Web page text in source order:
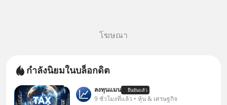
โฆษณา
กำลังนิยมในบล็อกดิต
ลงทุนแมน ยืนยันแล้ว
9 ชั่วโมงที่แล้ว • หุ้น & เศรษฐกิจ